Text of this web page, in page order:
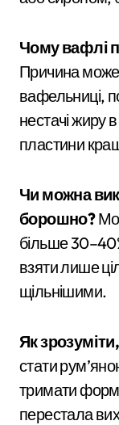
Чому вафлі
Причина може
вафельниці,
нестачі жиру
пластини
Чи можна
борошно?
більше
взяти лише
щільнішими.
Як
стати
тримати
перестала